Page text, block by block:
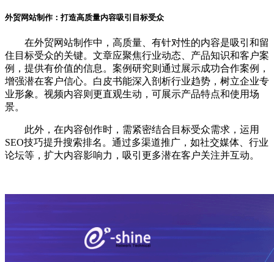
外贸网站制作：打造高质量内容吸引目标受众
在外贸网站制作中，高质量、有针对性的内容是吸引和留
住目标受众的关键。文章应聚焦行业动态、产品知识和客户案
例，提供有价值的信息。案例研究则通过展示成功合作案例，
增强潜在客户信心。白皮书能深入剖析行业趋势，树立企业专
业形象。视频内容则更直观生动，可展示产品特点和使用场
景。
此外，在内容创作时，需紧密结合目标受众需求，运用
SEO技巧提升搜索排名。通过多渠道推广，如社交媒体、行业
论坛等，扩大内容影响力，吸引更多潜在客户关注并互动。